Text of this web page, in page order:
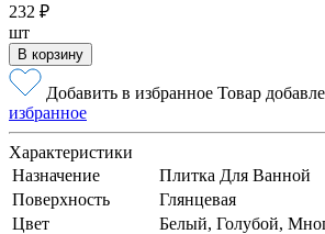
232 ₽
шт
В корзину
Добавить в избранное Товар
избранное
Характеристики
Назначение
Плитка Для Ванной
Поверхность
Глянцевая
Цвет
Белый, Голубой,